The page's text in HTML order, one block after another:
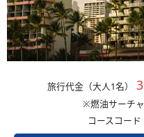
旅行代金（大人1名）
※燃油サーチ
コースコー